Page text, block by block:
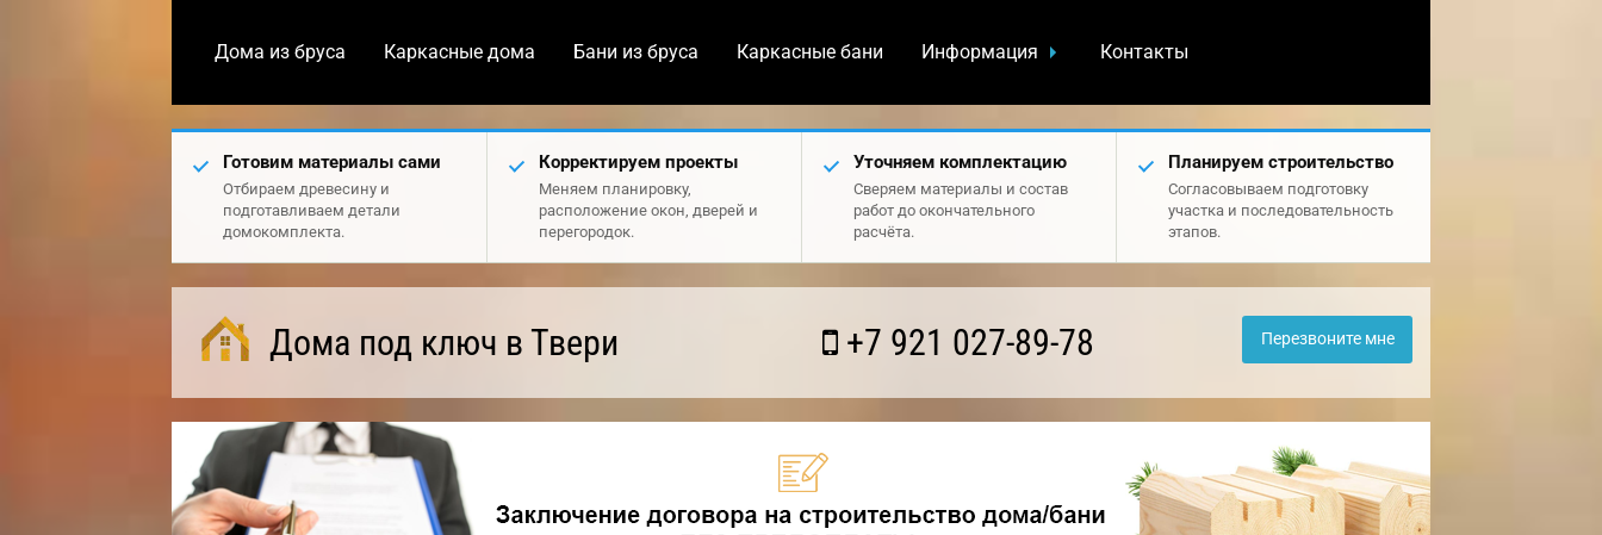
Дома из бруса Каркасные дома Бани из бруса Каркасные бани Информация Контакты
Готовим материалы сами
Отбираем древесину и
подготавливаем детали
домокомплекта.
Корректируем проекты
Меняем планировку,
расположение окон, дверей и
перегородок.
Уточняем комплектацию
Сверяем материалы и состав
работ до окончательного
расчёта.
Планируем строительство
Согласовываем подготовку
участка и последовательность
этапов.
Дома под ключ в Твери +7 921 027-89-78 Перезвоните мне